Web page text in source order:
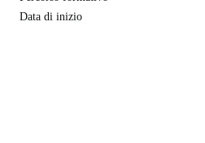
Data di inizio